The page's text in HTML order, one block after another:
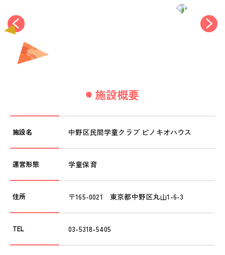
私たちのおもい
保育の特徴
学びの芽 PLP
安全と安心
ALL LOCATIONS
施設概要
施設名 中野区民間学童クラブ ピノキオハウス
運営形態 学童保育
住所 〒165-0021 東京都中野区丸山1-6-3
TEL 03-5318-5405